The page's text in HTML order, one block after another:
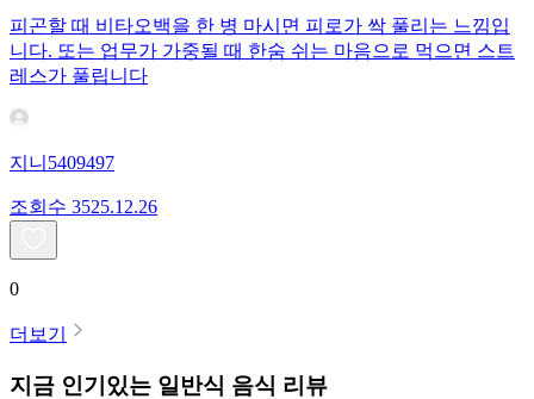
피곤할 때 비타오백을 한 병 마시면 피로가 싹 풀리는 느낌입
니다. 또는 업무가 가중될 때 한숨 쉬는 마음으로 먹으면 스트
레스가 풀립니다
지니5409497
조회수 3525.12.26
0
더보기
지금 인기있는 일반식 음식 리뷰